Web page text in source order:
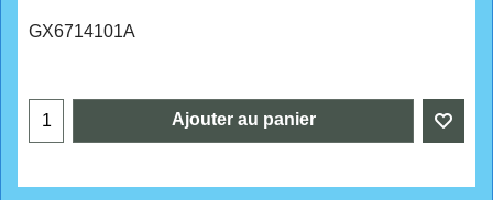
GX6714101A
Ajouter au panier